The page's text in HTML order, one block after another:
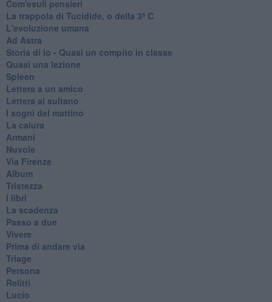
Com'esuli pensieri
La trappola di Tucidide, o della 3ª C
L'evoluzione umana
Ad Astra
Storia di io - Quasi un compito in classe
Quasi una lezione
Spleen
Lettera a un amico
Lettera al sultano
I sogni del mattino
La calura
Armani
Nuvole
Via Firenze
Album
Tristezza
I libri
La scadenza
Passo a due
Vivere
Prima di andare via
Triage
Persona
Relitti
Lucio